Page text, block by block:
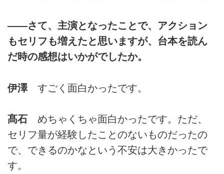
――さて、主演となったことで、アクション
もセリフも増えたと思いますが、台本を読ん
だ時の感想はいかがでしたか。
伊澤すごく面白かったです。
髙石 めちゃくちゃ面白かったです。ただ、
セリフ量が経験したことのないものだったの
で、できるのかなという不安は大きかったで
す。